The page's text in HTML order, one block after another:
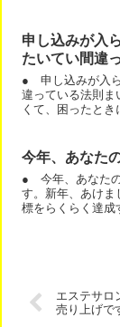
申し込みが入
たいてい間違
● 申し込みが入
違っている法則ま
くて、困ったと
今年、あなた
● 今年、あなた
す。新年、あけま
標をらくらく達成
エステサロ
売り上げで